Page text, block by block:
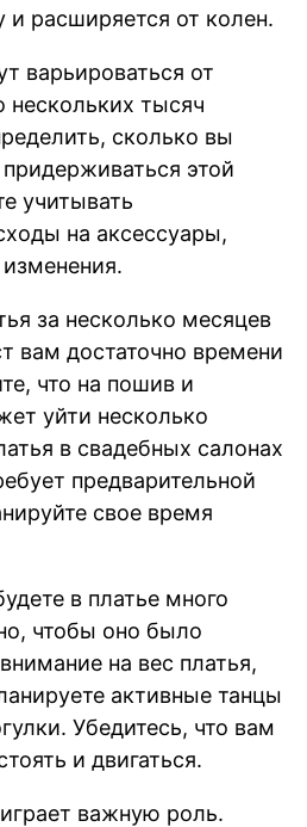
и расширяется от колен.
варьироваться от
нескольких тысяч
сколько вы
этой
учитывать
на аксессуары,
за несколько месяцев
вам достаточно времени
что на пошив и
уйти несколько
в свадебных салонах
предварительной
свое время
в платье много
чтобы оно было
на вес платья,
активные танцы
Убедитесь, что вам
и двигаться.
важную роль.